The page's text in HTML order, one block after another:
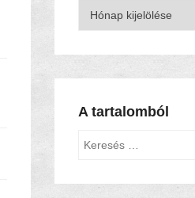
bejegyzések
A tartalomból
Keresés